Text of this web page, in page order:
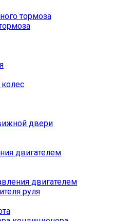
тормоза
двери
двигателем
двигателем
руля